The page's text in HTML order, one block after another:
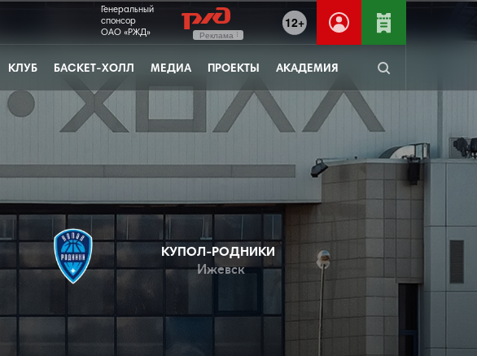
12+
Генеральный
спонсор
ОАО «РЖД»
Реклама
КЛУБ БАСКЕТ-ХОЛЛ МЕДИА ПРОЕКТЫ АКАДЕМИЯ
КУПОЛ-РОДНИКИ
Ижевск